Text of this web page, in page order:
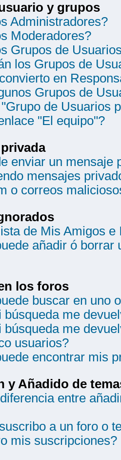
y grupos
Administradores?
Moderadores?
Grupos de
los Grupos de
en
Grupos de
de Usuarios
"El equipo"?
enviar un mensaje
mensajes
o correos
de Mis Amigos e
añadir ó borrar
los foros
buscar en uno
búsqueda me
búsqueda me
usuarios?
encontrar mis
y Añadido de
entre
a un foro o
mis suscripciones?